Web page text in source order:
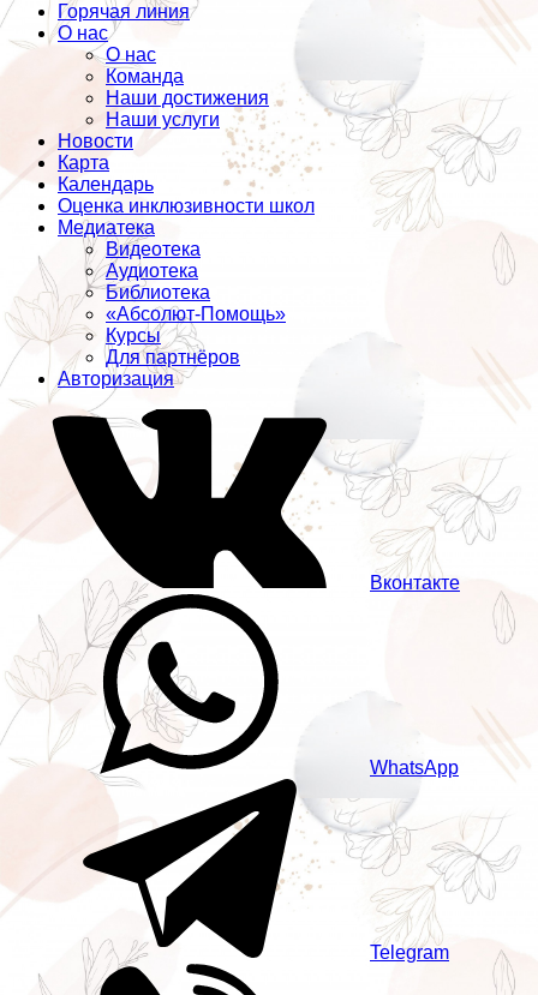
Горячая линия
О нас
О нас
Команда
Наши достижения
Наши услуги
Новости
Карта
Календарь
Оценка инклюзивности школ
Медиатека
Видеотека
Аудиотека
Библиотека
«Абсолют-Помощь»
Курсы
Для партнёров
Авторизация
Вконтакте
WhatsApp
Telegram